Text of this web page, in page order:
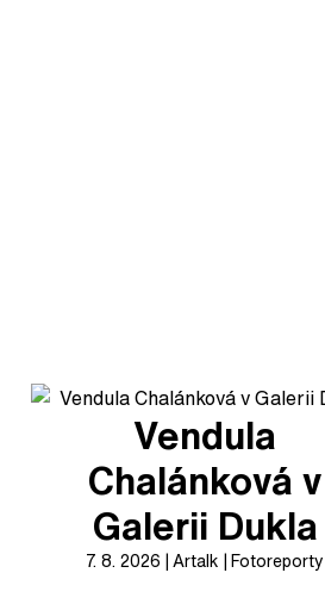
Vendula
Chalánková v
Galerii Dukla
7. 8. 2026 Artalk Fotoreporty